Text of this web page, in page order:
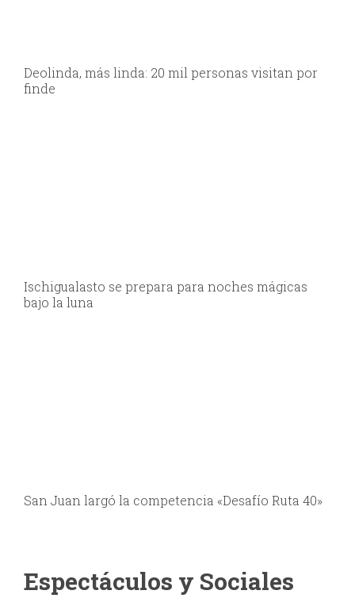
Deolinda, más linda: 20 mil personas visitan por
finde
Ischigualasto se prepara para noches mágicas
bajo la luna
San Juan largó la competencia «Desafío Ruta 40»
Espectáculos y Sociales